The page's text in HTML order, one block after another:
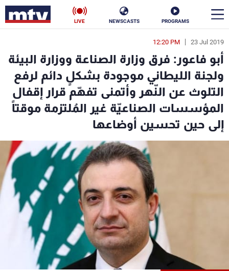
PROGRAMS
NEWSCASTS
LIVE
23 Jul 2019
12:20 PM
أبو فاعور: فرق وزارة الصناعة ووزارة البيئة
ولجنة الليطاني موجودة بشكلٍ دائم لرفع
التلوث عن النّهر وأتمنى تفهّم قرار إقفال
المؤسسات الصناعيّة غير المُلتزمة موقتاً
إلى حين تحسين أوضاعها
en
الأخبار
سياسة ناس
إقتصاد فن
منوعات رياضة